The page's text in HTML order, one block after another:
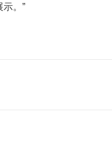
。”